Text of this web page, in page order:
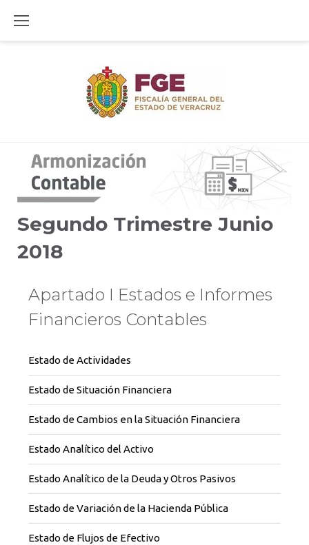
Segundo
Trimestre
Junio
2018
Segundo Trimestre Junio
2018
Apartado I Estados e Informes
Financieros Contables
Estado de Actividades
Estado de Situación Financiera
Estado de Cambios en la Situación Financiera
Estado Analítico del Activo
Estado Analítico de la Deuda y Otros Pasivos
Estado de Variación de la Hacienda Pública
Estado de Flujos de Efectivo